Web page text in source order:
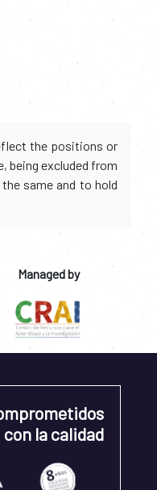
the positions or
being excluded from
same and to hold
Managed by
con la calidad